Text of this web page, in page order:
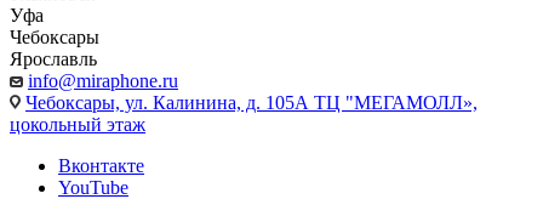
Уфа
Чебоксары
Ярославль
info@miraphone.ru
Чебоксары, ул. Калинина, д. 105А ТЦ "МЕГАМОЛЛ»,
цокольный этаж
Вконтакте
YouTube